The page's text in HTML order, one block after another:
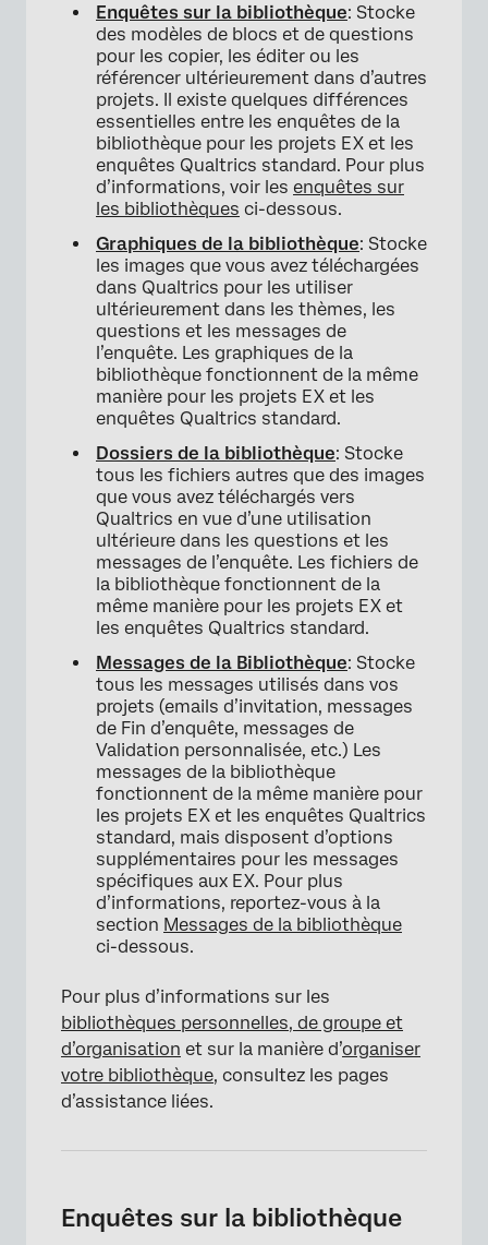
×
Enquêtes sur la bibliothèque: Stocke
des modèles de blocs et de questions
pour les copier, les éditer ou les
référencer ultérieurement dans d’autres
projets. Il existe quelques différences
essentielles entre les enquêtes de la
bibliothèque pour les projets EX et les
enquêtes Qualtrics standard. Pour plus
d’informations, voir les enquêtes sur
les bibliothèques ci-dessous.
Graphiques de la bibliothèque: Stocke
les images que vous avez téléchargées
dans Qualtrics pour les utiliser
ultérieurement dans les thèmes, les
questions et les messages de
l’enquête. Les graphiques de la
bibliothèque fonctionnent de la même
manière pour les projets EX et les
enquêtes Qualtrics standard.
Dossiers de la bibliothèque: Stocke
tous les fichiers autres que des images
que vous avez téléchargés vers
Qualtrics en vue d’une utilisation
ultérieure dans les questions et les
messages de l’enquête. Les fichiers de
la bibliothèque fonctionnent de la
même manière pour les projets EX et
les enquêtes Qualtrics standard.
Messages de la Bibliothèque: Stocke
tous les messages utilisés dans vos
projets (emails d’invitation, messages
de Fin d’enquête, messages de
Validation personnalisée, etc.) Les
messages de la bibliothèque
fonctionnent de la même manière pour
les projets EX et les enquêtes Qualtrics
standard, mais disposent d’options
supplémentaires pour les messages
spécifiques aux EX. Pour plus
d’informations, reportez-vous à la
section Messages de la bibliothèque
ci-dessous.
Pour plus d’informations sur les
bibliothèques personnelles, de groupe et
d’organisation et sur la manière d’organiser
votre bibliothèque, consultez les pages
d’assistance liées.
Enquêtes sur la bibliothèque